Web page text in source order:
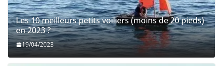
Les 10 meilleurs petits voiliers (moins de 20 pieds)
en 2023 ?
19/04/2023